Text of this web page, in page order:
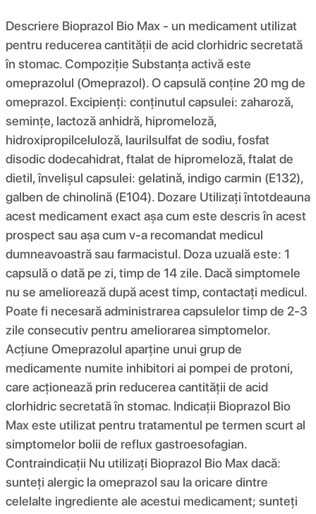
Descriere Bioprazol Bio Max - un medicament utilizat
pentru reducerea cantității de acid clorhidric secretată
în stomac. Compoziţie Substanța activă este
omeprazolul (Omeprazol). O capsulă conține 20 mg de
omeprazol. Excipienți: conținutul capsulei: zaharoză,
semințe, lactoză anhidră, hipromeloză,
hidroxipropilceluloză, laurilsulfat de sodiu, fosfat
disodic dodecahidrat, ftalat de hipromeloză, ftalat de
dietil, învelișul capsulei: gelatină, indigo carmin (E132),
galben de chinolină (E104). Dozare Utilizați întotdeauna
acest medicament exact așa cum este descris în acest
prospect sau așa cum v-a recomandat medicul
dumneavoastră sau farmacistul. Doza uzuală este: 1
capsulă o dată pe zi, timp de 14 zile. Dacă simptomele
nu se ameliorează după acest timp, contactați medicul.
Poate fi necesară administrarea capsulelor timp de 2-3
zile consecutiv pentru ameliorarea simptomelor.
Acţiune Omeprazolul aparține unui grup de
medicamente numite inhibitori ai pompei de protoni,
care acționează prin reducerea cantității de acid
clorhidric secretată în stomac. Indicații Bioprazol Bio
Max este utilizat pentru tratamentul pe termen scurt al
simptomelor bolii de reflux gastroesofagian.
Contraindicații Nu utilizați Bioprazol Bio Max dacă:
sunteți alergic la omeprazol sau la oricare dintre
celelalte ingrediente ale acestui medicament; sunteți